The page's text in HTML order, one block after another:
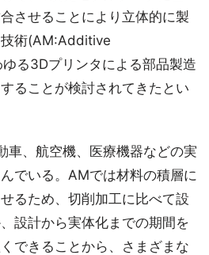
させることにより立体的に製
術(AM:Additive
る3Dプリンタによる部品製造
ることが検討されてきたとい
車、航空機、医療機器などの実
でいる。AMでは材料の積層に
るため、切削加工に比べて設
設計から実体化までの期間を
できることから、さまざまな